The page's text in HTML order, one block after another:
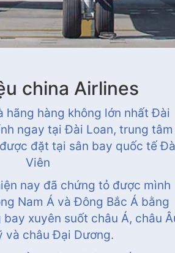
china Airlines
hãng hàng không lớn nhất Đài
ngay tại Đài Loan, trung tâm
đặt tại sân bay quốc tế
Viên
nay đã chứng tỏ được mình
Nam Á và Đông Bắc Á bằng
xuyên suốt châu Á, châu
và châu Đại Dương.